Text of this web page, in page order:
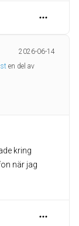
2026-06-14
en del av
kring
när jag